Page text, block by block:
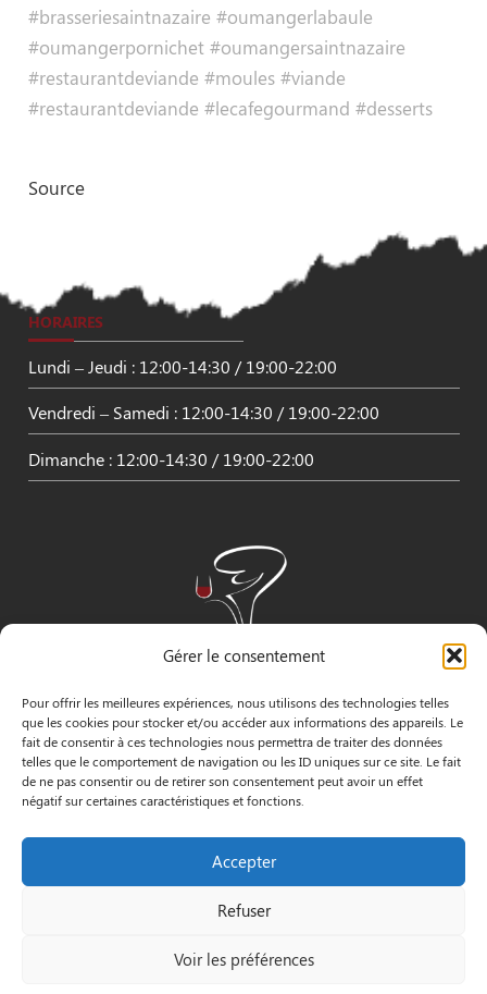
Gérer le consentement
Pour offrir les meilleures expériences, nous utilisons des technologies telles
que les cookies pour stocker et/ou accéder aux informations des appareils. Le
fait de consentir à ces technologies nous permettra de traiter des données
telles que le comportement de navigation ou les ID uniques sur ce site. Le fait
de ne pas consentir ou de retirer son consentement peut avoir un effet
négatif sur certaines caractéristiques et fonctions.
Accepter
Refuser
Voir les préférences
#brasseriesaintnazaire #oumangerlabaule
#oumangerpornichet #oumangersaintnazaire
#restaurantdeviande #moules #viande
#restaurantdeviande #lecafegourmand #desserts
Source
HORAIRES
Lundi – Jeudi : 12:00-14:30 / 19:00-22:00
Vendredi – Samedi : 12:00-14:30 / 19:00-22:00
Dimanche : 12:00-14:30 / 19:00-22:00
INFORMATIONS
3 Pass. Henri Gautier, 44600 Saint-Nazaire